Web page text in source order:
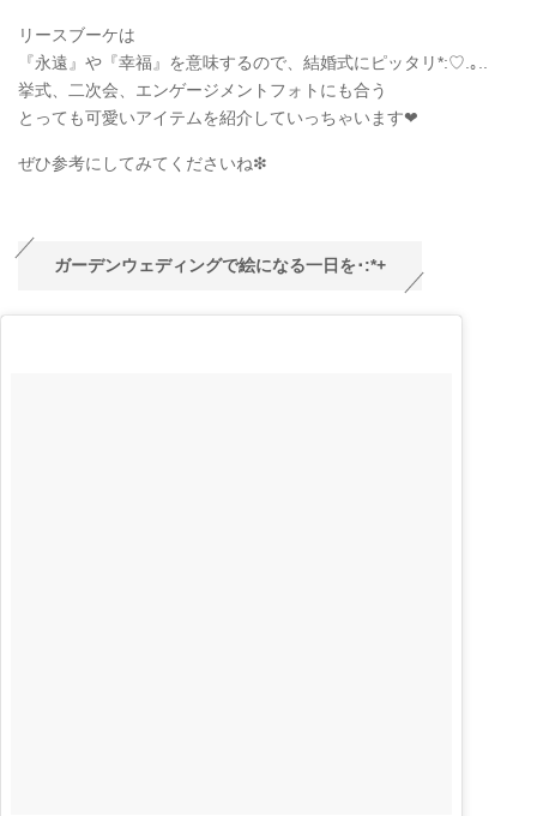
リースブーケは
『永遠』や『幸福』を意味するので、結婚式にピッタリ*:♡.｡..
挙式、二次会、エンゲージメントフォトにも合う
とっても可愛いアイテムを紹介していっちゃいます❤︎
ぜひ参考にしてみてくださいね❇︎
ガーデンウェディングで絵になる一日を･:*+